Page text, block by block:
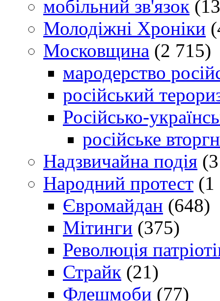
мобільний зв'язок
Молодіжні Хроніки
Московщина (2 715)
мародерство
російський
Російсько-
російське
Надзвичайна подія
Народний протест (1
Євромайдан (648)
Мітинги (375)
Революція
Страйк (21)
Флешмоби (77)